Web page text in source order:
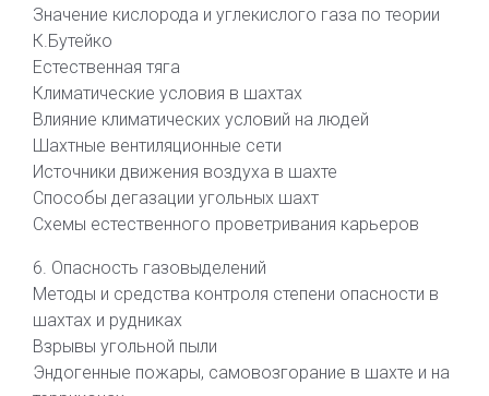
Значение кислорода и углекислого газа по теории
К.Бутейко
Естественная тяга
Климатические условия в шахтах
Влияние климатических условий на людей
Шахтные вентиляционные сети
Источники движения воздуха в шахте
Способы дегазации угольных шахт
Схемы естественного проветривания карьеров
6. Опасность газовыделений
Методы и средства контроля степени опасности в
шахтах и рудниках
Взрывы угольной пыли
Эндогенные пожары, самовозгорание в шахте и на